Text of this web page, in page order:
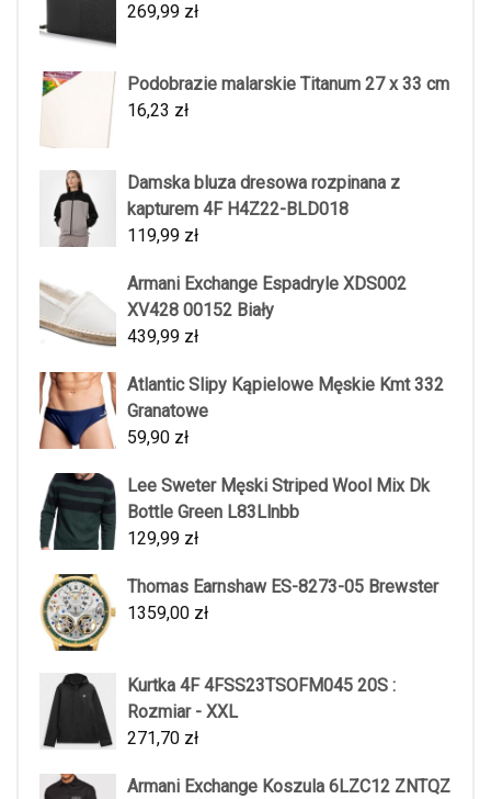
269,99 zł
Podobrazie malarskie Titanum 27 x 33 cm
16,23 zł
Damska bluza dresowa rozpinana z
kapturem 4F H4Z22-BLD018
119,99 zł
Armani Exchange Espadryle XDS002
XV428 00152 Biały
439,99 zł
Atlantic Slipy Kąpielowe Męskie Kmt 332
Granatowe
59,90 zł
Lee Sweter Męski Striped Wool Mix Dk
Bottle Green L83Llnbb
129,99 zł
Thomas Earnshaw ES-8273-05 Brewster
1359,00 zł
Kurtka 4F 4FSS23TSOFM045 20S :
Rozmiar - XXL
271,70 zł
Armani Exchange Koszula 6LZC12 ZNTQZ